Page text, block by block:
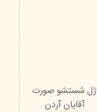
ژل شستشو صورت
آقایان آردن